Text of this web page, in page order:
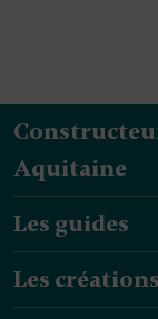
Aquitaine
Les guides
Les